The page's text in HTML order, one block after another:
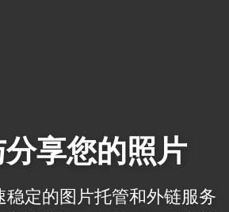
享您的照片
稳定的图片托管和外链服务